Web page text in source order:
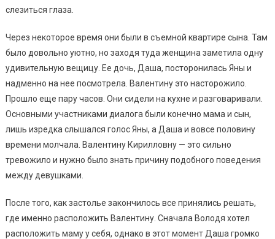
слезиться глаза.
Через некоторое время они были в съемной квартире сына. Там
было довольно уютно, но заходя туда женщина заметила одну
удивительную вещицу. Ее дочь, Даша, посторонилась Яны и
надменно на нее посмотрела. Валентину это насторожило.
Прошло еще пару часов. Они сидели на кухне и разговаривали.
Основными участниками диалога были конечно мама и сын,
лишь изредка слышался голос Яны, а Даша и вовсе половину
времени молчала. Валентину Кирилловну — это сильно
тревожило и нужно было знать причину подобного поведения
между девушками.
После того, как застолье закончилось все принялись решать,
где именно расположить Валентину. Сначала Володя хотел
расположить маму у себя, однако в этот момент Даша громко